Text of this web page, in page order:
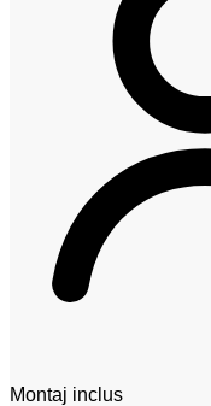
Montaj inclus